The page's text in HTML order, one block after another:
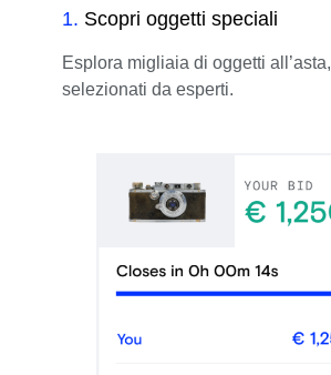
1. Scopri oggetti speciali
Esplora migliaia di oggetti all’asta,
selezionati da esperti.